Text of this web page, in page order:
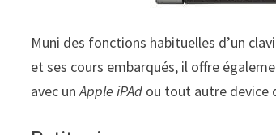
Muni des fonctions habituelles d’un
et ses cours embarqués, il offre
avec unApple iPAd ou tout autre device